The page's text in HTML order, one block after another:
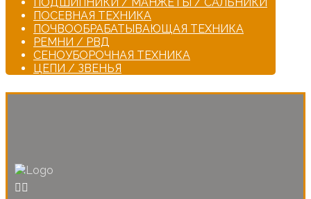
ПОСЕВНАЯ ТЕХНИКА
ПОЧВООБРАБАТЫВАЮЩАЯ ТЕХНИКА
РЕМНИ / РВД
СЕНОУБОРОЧНАЯ ТЕХНИКА
ЦЕПИ / ЗВЕНЬЯ